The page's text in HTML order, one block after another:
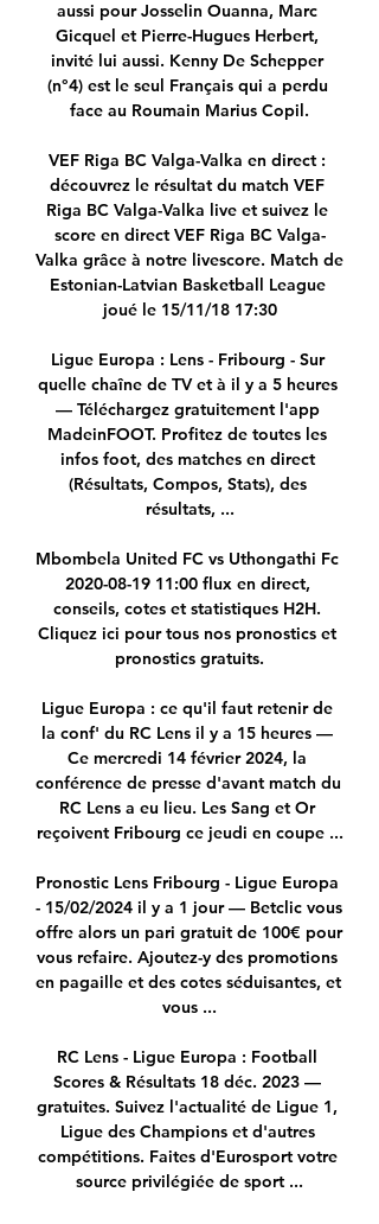
aussi pour Josselin Ouanna, Marc
Gicquel et Pierre-Hugues Herbert,
invité lui aussi. Kenny De Schepper
(n°4) est le seul Français qui a perdu
face au Roumain Marius Copil.
VEF Riga BC Valga-Valka en direct :
découvrez le résultat du match VEF
Riga BC Valga-Valka live et suivez le
score en direct VEF Riga BC Valga-
Valka grâce à notre livescore. Match de
Estonian-Latvian Basketball League
joué le 15/11/18 17:30
Ligue Europa : Lens - Fribourg - Sur
quelle chaîne de TV et à il y a 5 heures
— Téléchargez gratuitement l'app
MadeinFOOT. Profitez de toutes les
infos foot, des matches en direct
(Résultats, Compos, Stats), des
résultats, ...
Mbombela United FC vs Uthongathi Fc
2020-08-19 11:00 flux en direct,
conseils, cotes et statistiques H2H.
Cliquez ici pour tous nos pronostics et
pronostics gratuits.
Ligue Europa : ce qu'il faut retenir de
la conf' du RC Lens il y a 15 heures —
Ce mercredi 14 février 2024, la
conférence de presse d'avant match du
RC Lens a eu lieu. Les Sang et Or
reçoivent Fribourg ce jeudi en coupe ...
Pronostic Lens Fribourg - Ligue Europa
- 15/02/2024 il y a 1 jour — Betclic vous
offre alors un pari gratuit de 100€ pour
vous refaire. Ajoutez-y des promotions
en pagaille et des cotes séduisantes, et
vous ...
RC Lens - Ligue Europa : Football
Scores & Résultats 18 déc. 2023 —
gratuites. Suivez l'actualité de Ligue 1,
Ligue des Champions et d'autres
compétitions. Faites d'Eurosport votre
source privilégiée de sport ...